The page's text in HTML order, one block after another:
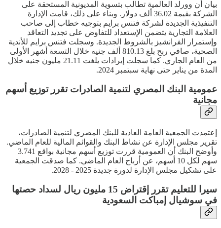
بيان أن وورلد العالمية تطالب بتسوية المديونية المستحقة على
الشركة بقيمة 36.02 ألف دولار. وبناء على ذلك، قامت الإدارة
التنفيذية الجديدة لشركة فتنس برايم بتوجيه خطاب إلى صاحب
العلامة التجارية يتضمن الإستعداد للتفاوض على تجديد التعاقد
وإستمرار الفرانشيز بالشروط الجديدة. وسجلت فتنس برايم للأندية
الصحية، صافي ربح بلغ 810.13 ألف جنيه خلال التسعة أشهر الأولى
من العام الجاري. كما سجلت إيرادات يلغت 21.11 مليون جنيه خلال
المدة من يناير حتى نهاية سبتمبر 2024.
عمومية البنك المصري لتنمية الصادرات تقرر توزيع أسهم
مجانية
إعتمدت الجمعية العامة العادية للبنك المصري لتنمية الصادرات،
تقرير مجلس الإدارة عن نشاط البنك والقوائم المالية للعام الماضي.
وأوضح البنك أن العمومية قررت توزيع أسهم مجانية بواقع 3.741
سهم لكل 10 أسهم، عن أرباح العام الماضي. كما صدقت الجمعية
على تشكيل مجلس الإدارة لدورة جديدة 2025 - 2028.
سيرا للتعليم تقرر إقتراض 15 مليون ريال لسداد حصتها
في سوشيال إمباكت السعودية